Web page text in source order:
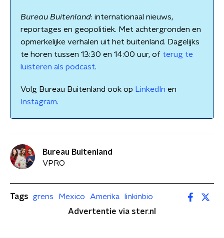
Bureau Buitenland: internationaal nieuws,
reportages en geopolitiek. Met achtergronden en
opmerkelijke verhalen uit het buitenland. Dagelijks
te horen tussen 13:30 en 14:00 uur, of terug te
luisteren als podcast.
Volg Bureau Buitenland ook op LinkedIn en
Instagram.
Bureau Buitenland
VPRO
Tags grens Mexico Amerika
linkinbio
Advertentie via ster.nl